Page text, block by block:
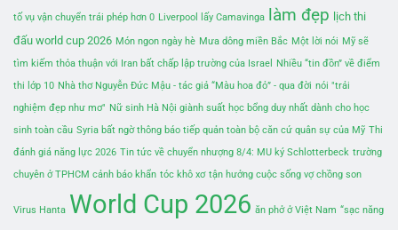
tố vụ vận chuyển trái phép hơn 0 Liverpool lấy Camavinga làm đẹp lịch thi
đấu world cup 2026 Món ngon ngày hè Mưa dông miền Bắc Một lời nói Mỹ sẽ
tìm kiếm thỏa thuận với Iran bất chấp lập trường của Israel
Nhiều “tin đồn” về điểm
thi lớp 10 Nhà thơ Nguyễn Đức Mậu - tác giả “Màu hoa đỏ” - qua đời nói "trải
nghiệm đẹp như mơ" Nữ sinh Hà Nội giành suất học bổng duy nhất dành cho học
sinh toàn cầu Syria bất ngờ thông báo tiếp quản toàn bộ căn cứ quân sự của Mỹ Thi
đánh giá năng lực 2026 Tin tức về chuyển nhượng 8/4: MU ký Schlotterbeck trường
chuyên ở TPHCM cảnh báo khẩn tóc khô xơ tận hưởng cuộc sống vợ chồng son
Virus Hanta World Cup 2026 ăn phở ở Việt Nam “sạc năng